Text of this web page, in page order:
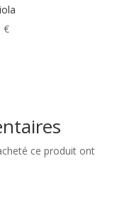
€
ce produit ont